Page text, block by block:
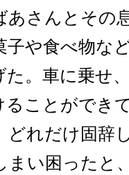
あさんとその
子や食べ物な
。車に乗せ
ることができ
れだけ固辞
まい困ったと